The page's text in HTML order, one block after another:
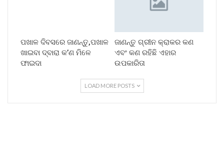
ପଖାଳ ଦିବସରେ ଜାଣନ୍ତୁ,ପଖାଳ
ଖାଇବା ଦ୍ବାରା କ’ଣ ମିଳେ
ଫାଇଦା
ଜାଣନ୍ତୁ ଗ୍ରୀନ କ୍ରାକର କଣ
ଏବଂ କଣ ରହିଛି ଏହାର
ଉପକାରିତା
LOAD MORE POSTS